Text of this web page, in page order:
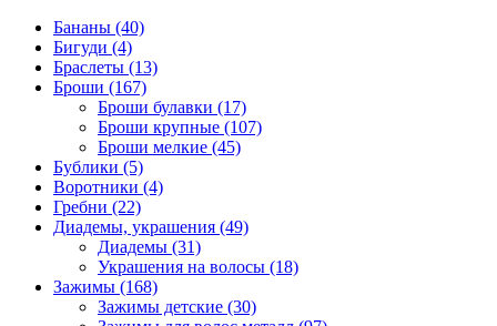
Бананы (40)
Бигуди (4)
Браслеты (13)
Броши (167)
Броши булавки (17)
Броши крупные (107)
Броши мелкие (45)
Бублики (5)
Воротники (4)
Гребни (22)
Диадемы, украшения (49)
Диадемы (31)
Украшения на волосы (18)
Зажимы (168)
Зажимы детские (30)